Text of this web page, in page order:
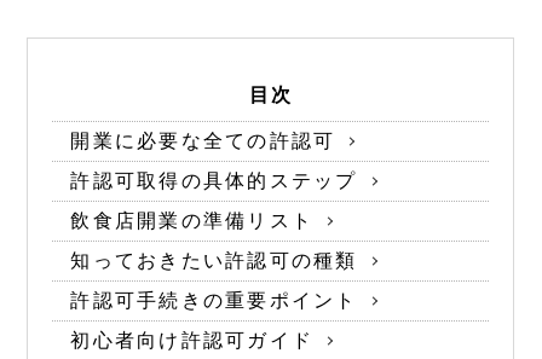
目次
開業に必要な全ての許認可
許認可取得の具体的ステップ
飲食店開業の準備リスト
知っておきたい許認可の種類
許認可手続きの重要ポイント
初心者向け許認可ガイド